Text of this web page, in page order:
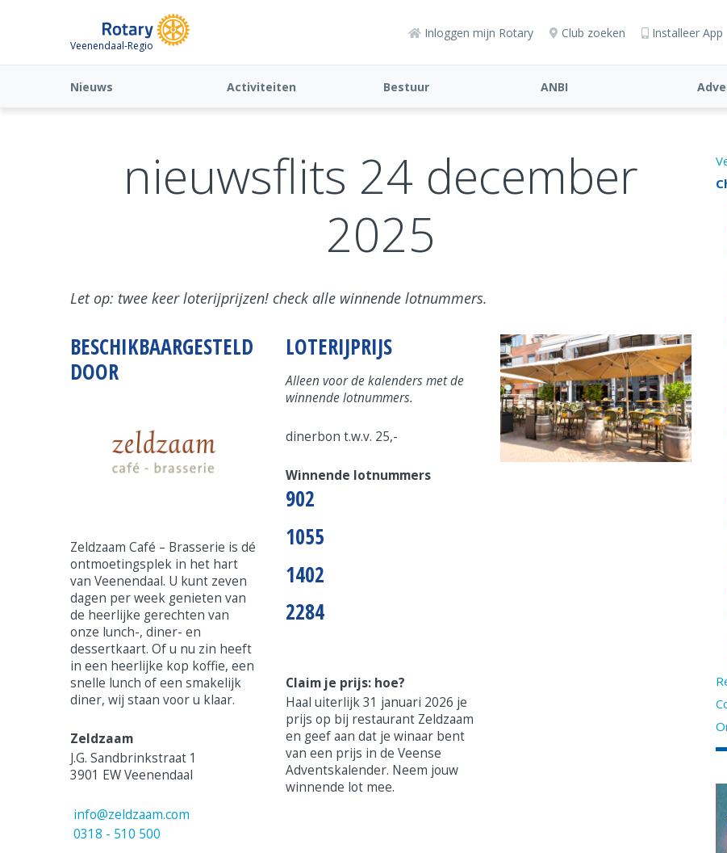
Veenendaal-Regio
Inloggen mijn Rotary Club zoeken Installeer App
Nieuws Activiteiten Bestuur ANBI
nieuwsflits 24 december
2025
Let op: twee keer loterijprijzen! check alle winnende lotnummers.
BESCHIKBAARGESTELD
DOOR
Zeldzaam Café – Brasserie is dé
ontmoetingsplek in het hart
van Veenendaal. U kunt zeven
dagen per week genieten van
de heerlijke gerechten van
onze lunch-, diner- en
dessertkaart. Of u nu zin heeft
in een heerlijke kop koffie, een
snelle lunch of een smakelijk
diner, wij staan voor u klaar.
Zeldzaam
J.G. Sandbrinkstraat 1
3901 EW Veenendaal
info@zeldzaam.com
0318 - 510 500
LOTERIJPRIJS
Alleen voor de kalenders met de
winnende lotnummers.
dinerbon t.w.v. 25,-
Winnende lotnummers
902
1055
1402
2284
Claim je prijs: hoe?
Haal uiterlijk 31 januari 2026 je
prijs op bij restaurant Zeldzaam
en geef aan dat je winaar bent
van een prijs in de Veense
Adventskalender. Neem jouw
winnende lot mee.